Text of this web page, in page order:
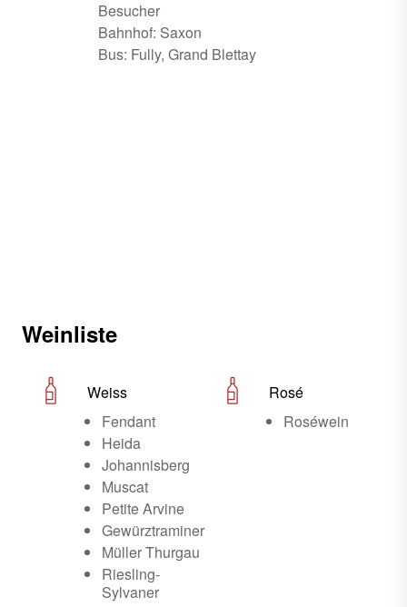
Besucher
Bahnhof: Saxon
Bus: Fully, Grand Blettay
Weinliste
Weiss
Fendant
Heida
Johannisberg
Muscat
Petite Arvine
Gewürztraminer
Müller Thurgau
Riesling-
Sylvaner
Rosé
Roséwein